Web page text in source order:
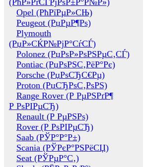
(РћР»РґСЃРјРѕР±Р°Р№Р»)
Opel (РћРїРµР»СЊ)
Peugeot (РџРµР¶Рѕ)
Plymouth
(РџР»СЌР№РјР°СѓСЃ)
Polonez (РџРѕР»РѕРЅРµС‚СЃ)
Pontiac (РџРѕРЅС‚РёР°Рє)
Porsche (РџРѕСЂС€Рµ)
Proton (РџСЂРѕС‚РѕРЅ)
Range Rover (Р РµРЅРґР¶
Р РѕРІРµСЂ)
Renault (Р РµРЅРѕ)
Rover (Р РѕРІРµСЂ)
Saab (РЎР°Р°Р±)
Scania (РЎРєР°РЅРёСЏ)
Seat (РЎРµР°С‚)